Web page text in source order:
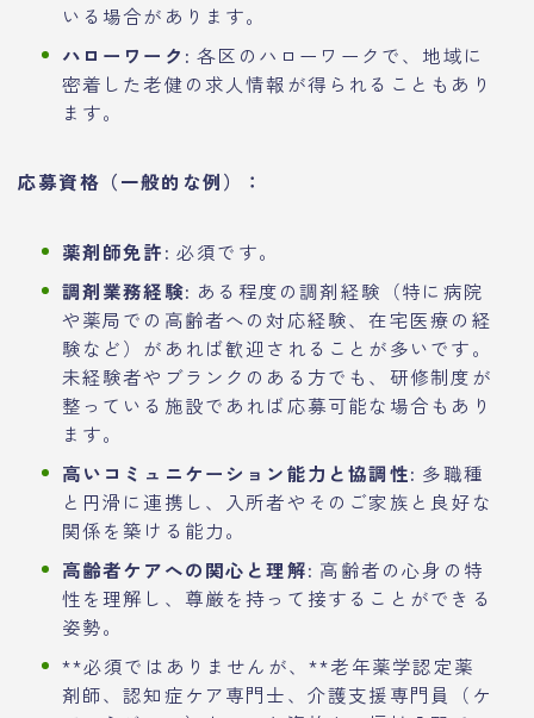
いる場合があります。
ハローワーク: 各区のハローワークで、地域に
密着した老健の求人情報が得られることもあり
ます。
応募資格（一般的な例）：
薬剤師免許: 必須です。
調剤業務経験: ある程度の調剤経験（特に病院
や薬局での高齢者への対応経験、在宅医療の経
験など）があれば歓迎されることが多いです。
未経験者やブランクのある方でも、研修制度が
整っている施設であれば応募可能な場合もあり
ます。
高いコミュニケーション能力と協調性: 多職種
と円滑に連携し、入所者やそのご家族と良好な
関係を築ける能力。
高齢者ケアへの関心と理解: 高齢者の心身の特
性を理解し、尊厳を持って接することができる
姿勢。
**必須ではありませんが、**老年薬学認定薬
剤師、認知症ケア専門士、介護支援専門員（ケ